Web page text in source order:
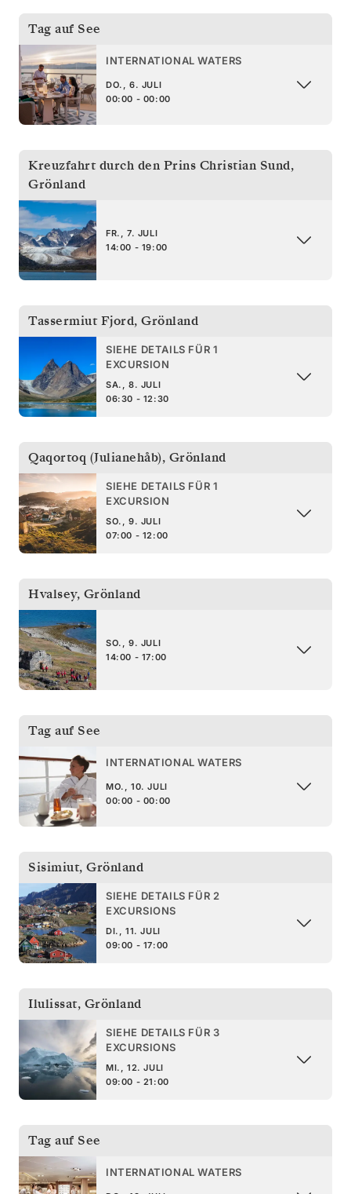
Tag auf See
INTERNATIONAL WATERS
DO., 6. JULI
00:00 - 00:00
Kreuzfahrt durch den Prins Christian Sund,
Grönland
FR., 7. JULI
14:00 - 19:00
Tassermiut Fjord, Grönland
SIEHE DETAILS FÜR 1
EXCURSION
SA., 8. JULI
06:30 - 12:30
Qaqortoq (Julianehåb), Grönland
SIEHE DETAILS FÜR 1
EXCURSION
SO., 9. JULI
07:00 - 12:00
Hvalsey, Grönland
SO., 9. JULI
14:00 - 17:00
Tag auf See
INTERNATIONAL WATERS
MO., 10. JULI
00:00 - 00:00
Sisimiut, Grönland
SIEHE DETAILS FÜR 2
EXCURSIONS
DI., 11. JULI
09:00 - 17:00
Ilulissat, Grönland
SIEHE DETAILS FÜR 3
EXCURSIONS
MI., 12. JULI
09:00 - 21:00
Tag auf See
INTERNATIONAL WATERS